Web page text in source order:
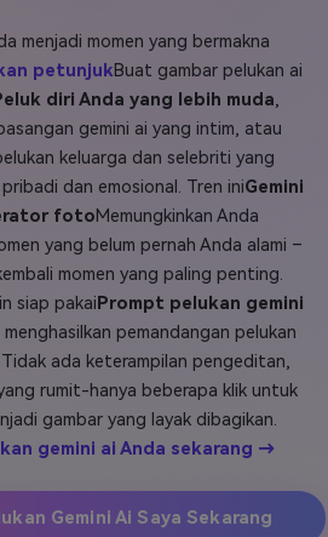
Hubungi Kami
>>
Masuk
dengan AI
menjadi momen yang bermakna
petunjukBuat gambar pelukan ai
diri Anda yang lebih muda,
gemini ai yang intim, atau
keluarga dan selebriti yang
dan emosional. Tren iniGemini
fotoMemungkinkan Anda
yang belum pernah Anda alami –
momen yang paling penting.
siap pakai Prompt pelukan gemini
menghasilkan pemandangan pelukan
ada keterampilan pengeditan,
rumit-hanya beberapa klik untuk
gambar yang layak dibagikan.
gemini ai Anda sekarang →
Gemini Ai Saya Sekarang